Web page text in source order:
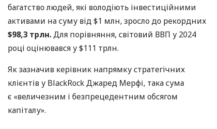
багатство людей, які володіють інвестиційними
активами на суму від $1 млн, зросло до рекордних
$98,3 трлн.Для порівняння, світовий ВВП у 2024
році оцінювався у $111 трлн.
Як зазначив керівник напрямку стратегічних
клієнтів у BlackRock Джаред Мерфі, така сума
є «величезним і безпрецедентним обсягом
капіталу».